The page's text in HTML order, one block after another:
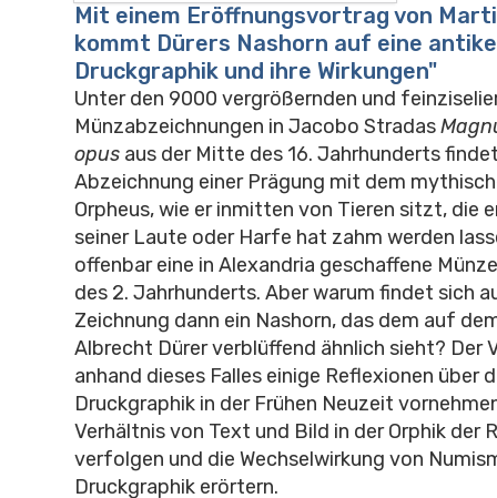
Mit einem Eröffnungsvortrag von
kommt Dürers Nashorn auf eine
Druckgraphik und ihre Wirkungen"
Unter den 9000 vergrößernden und
Münzabzeichnungen in Jacobo Stradas
opusaus der Mitte des 16. Jahrhunderts
Abzeichnung einer Prägung mit dem
Orpheus, wie er inmitten von Tieren sitzt, die
seiner Laute oder Harfe hat zahm werden
offenbar eine in Alexandria geschaffene
des 2. Jahrhunderts. Aber warum findet sich
Zeichnung dann ein Nashorn, das dem auf
Albrecht Dürer verblüffend ähnlich sieht? Der
anhand dieses Falles einige Reflexionen über
Druckgraphik in der Frühen Neuzeit
Verhältnis von Text und Bild in der Orphik der
verfolgen und die Wechselwirkung von
Druckgraphik erörtern.